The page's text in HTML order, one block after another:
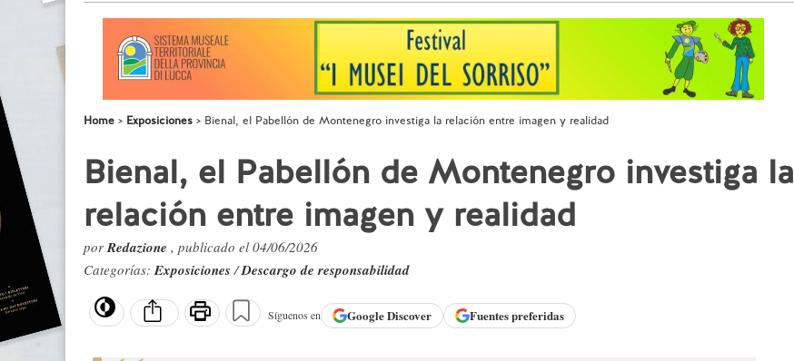
Home Exposiciones Bienal, el Pabellón de Montenegro investiga la relación entre imagen y realidad
Bienal, el Pabellón de Montenegro investiga la
relación entre imagen y realidad
porRedazione , publicado el 04/06/2026
Categorías:Exposiciones/Descargo de responsabilidad
Síguenos en GoogleDiscover Fuentes preferidas